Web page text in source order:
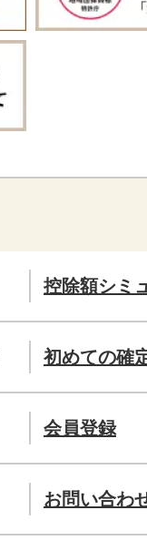
控除額シミ
初めての確
会員登録
お問い合わ